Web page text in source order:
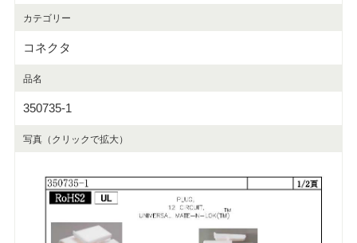
カテゴリー
コネクタ
品名
350735-1
写真（クリックで拡大）